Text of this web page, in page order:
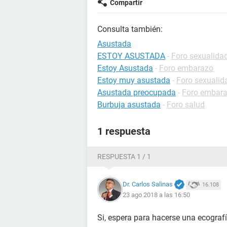
Compartir
Consulta también:
Asustada
ESTOY ASUSTADA - Foro
Estoy Asustada - Foro embarazo
Estoy muy asustada - Foro
Asustada preocupada - Foro
Burbuja asustada - Foro salud
1 respuesta
RESPUESTA 1 / 1
Dr. Carlos Salinas 16.108
23 ago 2018 a las 16:50
Si, espera para hacerse una